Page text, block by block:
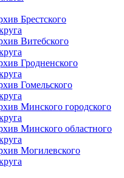
Брестского
Витебского
Гродненского
Гомельского
Минского городского
Минского областного
Могилевского